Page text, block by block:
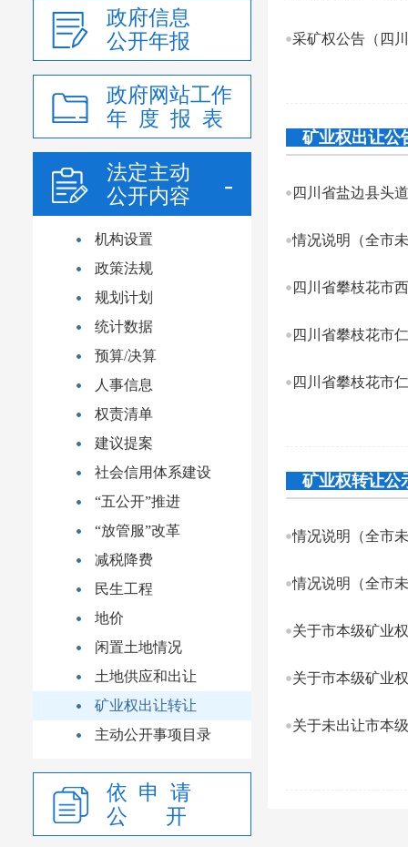
政府信息
公开年报
政府网站工作
年 度 报 表
法定主动
公开内容
机构设置
政策法规
规划计划
统计数据
预算/决算
人事信息
权责清单
建议提案
社会信用体系建设
“五公开”推进
“放管服”改革
减税降费
民生工程
地价
闲置土地情况
土地供应和出让
矿业权出让转让
主动公开事项目录
依 申 请
公 开
采矿权公告（四
矿业权出让公
情况说明（全市
矿业权转让公
情况说明（全市
情况说明（全市
关于市本级矿业
关于市本级矿业
关于未出让市本